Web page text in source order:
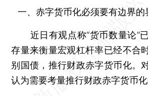
一、赤字货币化必须要有边界
近日有观点称“货币数量论”
存量来衡量宏观杠杆率已经不合
别国债，推行财政赤字货币化。
认为需要考量推行财政赤字货币化